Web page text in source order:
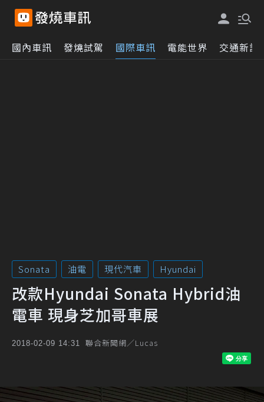
國內車訊 發燒試駕 國際車訊 電能世界 交通新訊
Sonata 油電 現代汽車 Hyundai
改款Hyundai Sonata Hybrid油
電車 現身芝加哥車展
2018-02-09 14:31 聯合新聞網／Lucas